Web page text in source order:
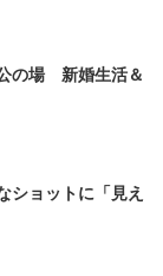
の場 新婚生活＆
ショットに「見え